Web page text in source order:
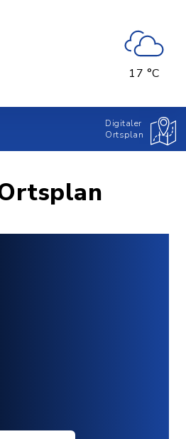
17 °C
Digitaler
Ortsplan